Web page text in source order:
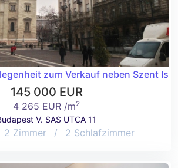
zum Verkauf neben Szent
145 000 EUR
4 265 EUR /m2
V. SAS UTCA 11
2 Zimmer / 2 Schlafzimmer